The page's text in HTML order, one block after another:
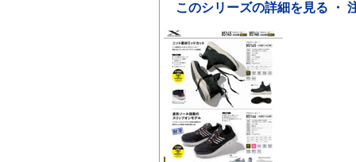
このシリーズの詳細を見る ・